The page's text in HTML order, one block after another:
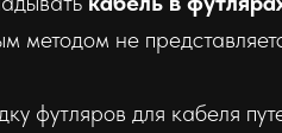
методом не
футляров для кабеля